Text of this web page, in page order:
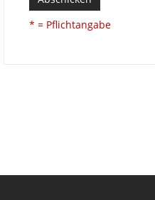
* = Pflichtangabe